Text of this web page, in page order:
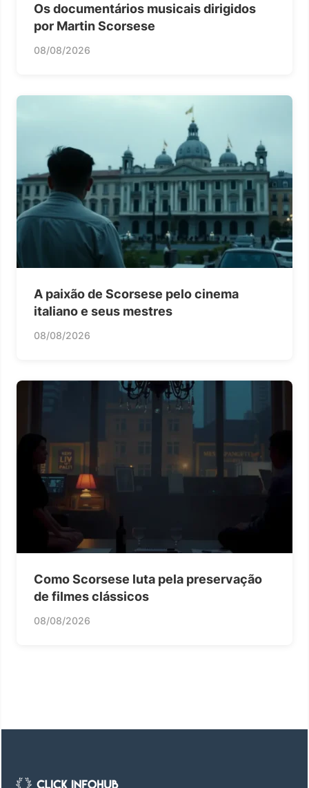
Os documentários musicais dirigidos
por Martin Scorsese
08/08/2026
A paixão de Scorsese pelo cinema
italiano e seus mestres
08/08/2026
Como Scorsese luta pela preservação
de filmes clássicos
08/08/2026